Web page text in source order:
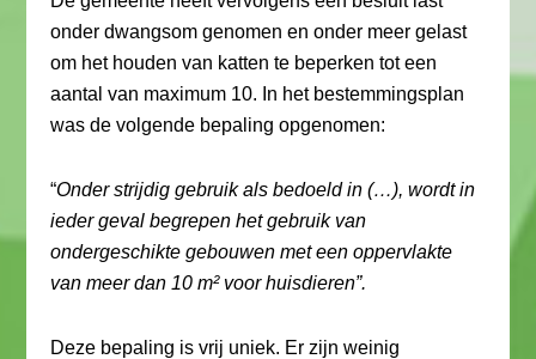
onder dwangsom genomen en onder meer gelast
om het houden van katten te beperken tot een
aantal van maximum 10. In het bestemmingsplan
was de volgende bepaling opgenomen:
“Onder strijdig gebruik als bedoeld in (…), wordt in
ieder geval begrepen het gebruik van
ondergeschikte gebouwen met een oppervlakte
van meer dan 10 m² voor huisdieren”.
Deze bepaling is vrij uniek. Er zijn weinig